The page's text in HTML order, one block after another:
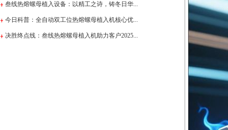
叁线热熔螺母植入设备：以精工之诗，铸冬日华...
今日科普：全自动双工位热熔螺母植入机核心优...
决胜终点线：叁线热熔螺母植入机助力客户2025...